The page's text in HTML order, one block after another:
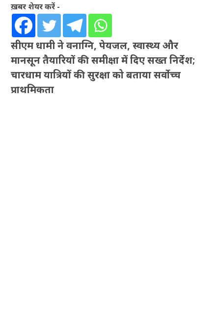
ख़बर शेयर करें -
सीएम धामी ने वनाग्नि, पेयजल, स्वास्थ्य और
मानसून तैयारियों की समीक्षा में दिए सख्त निर्देश;
चारधाम यात्रियों की सुरक्षा को बताया सर्वोच्च
प्राथमिकता